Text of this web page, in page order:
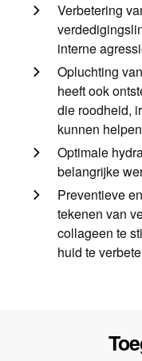
Verbetering
interne
Opluchting
heeft ook
die roodheid,
kunnen
Optimale
belangrijke
Preventieve
tekenen van
collageen te
huid te